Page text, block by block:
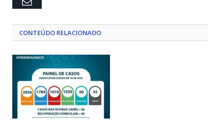
CONTEÚDO RELACIONADO